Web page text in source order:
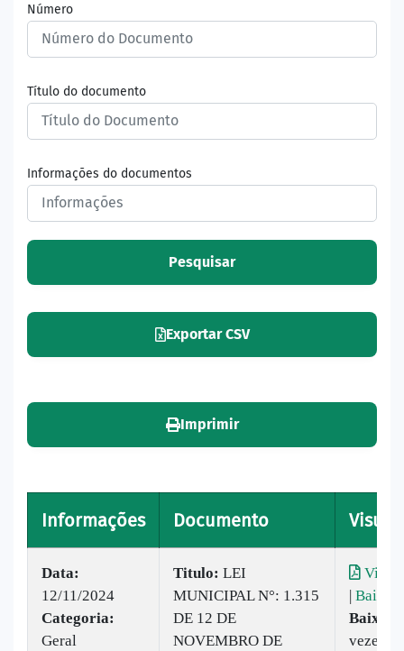
Número
Título do documento
Informações do documentos
Pesquisar
Exportar CSV
Imprimir
Informações Documento
Data:
12/11/2024
Categoria:
Geral
Titulo: LEI
MUNICIPAL N°: 1.315
DE 12 DE
NOVEMBRO DE
| Baixar
vezes